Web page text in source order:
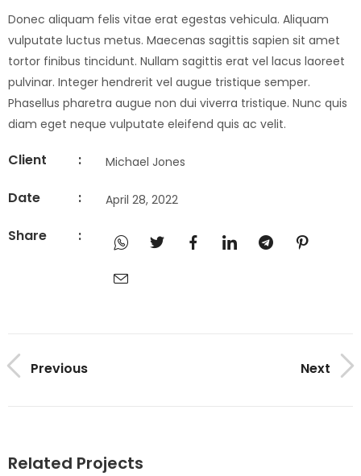
Donec aliquam felis vitae erat egestas vehicula. Aliquam
vulputate luctus metus. Maecenas sagittis sapien sit amet
tortor finibus tincidunt. Nullam sagittis erat vel lacus laoreet
pulvinar. Integer hendrerit vel augue tristique semper.
Phasellus pharetra augue non dui viverra tristique. Nunc quis
diam eget neque vulputate eleifend quis ac velit.
Client : Michael Jones
Date : April 28, 2022
Share :
Previous Next
Related Projects